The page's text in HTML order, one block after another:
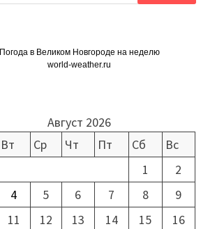
Погода в Великом Новгороде на неделю
world-weather.ru
Август 2026
Вт Ср Чт Пт Сб
Вс
1
2
4 5 6 7 8
9
11 12 13 14 15
16